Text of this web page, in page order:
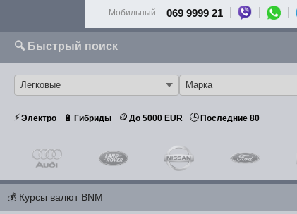
Мобильный: 069 9999 21
🔍 Быстрый поиск
⚡Электро 🔋 Гибриды 🪙 До 5000 EUR 🕒 Последние 80
💰 Курсы валют BNM